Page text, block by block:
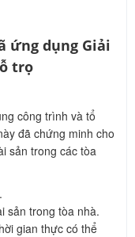
ứng dụng Giải
trọ
công trình và tổ
đã chứng minh cho
sản trong các tòa
sản trong tòa nhà.
gian thực có thể